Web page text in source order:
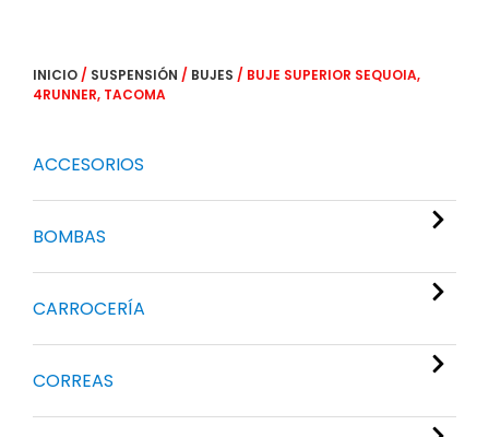
INICIO / SUSPENSIÓN / BUJES / BUJE SUPERIOR SEQUOIA,
4RUNNER, TACOMA
ACCESORIOS
BOMBAS
CARROCERÍA
CORREAS